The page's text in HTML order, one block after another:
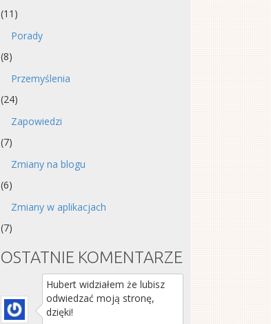
(11)
Porady
(8)
Przemyślenia
(24)
Zapowiedzi
(7)
Zmiany na blogu
(6)
Zmiany w aplikacjach
(7)
OSTATNIE KOMENTARZE
Hubert widziałem że lubisz
odwiedzać moją stronę,
dzięki!